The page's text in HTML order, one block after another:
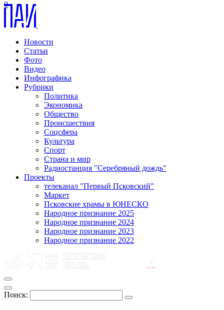
Новости
Статьи
Фото
Видео
Инфографика
Рубрики
Политика
Экономика
Общество
Происшествия
Соцсфера
Культура
Спорт
Страна и мир
Радиостанция "Серебряный дождь"
Проекты
телеканал "Первый Псковский"
Маркет
Псковские храмы в ЮНЕСКО
Народное признание 2025
Народное признание 2024
Народное признание 2023
Народное признание 2022
Поиск:
0